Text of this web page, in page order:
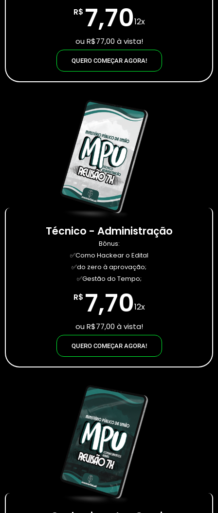
R$ 7,7012x
ou R$77,00 à vista!
QUERO COMEÇAR AGORA!
Técnico - Administração
Bônus:
✅Como Hackear o Edital
✅do zero à aprovação;
✅Gestão do Tempo;
R$ 7,7012x
ou R$77,00 à vista!
QUERO COMEÇAR AGORA!